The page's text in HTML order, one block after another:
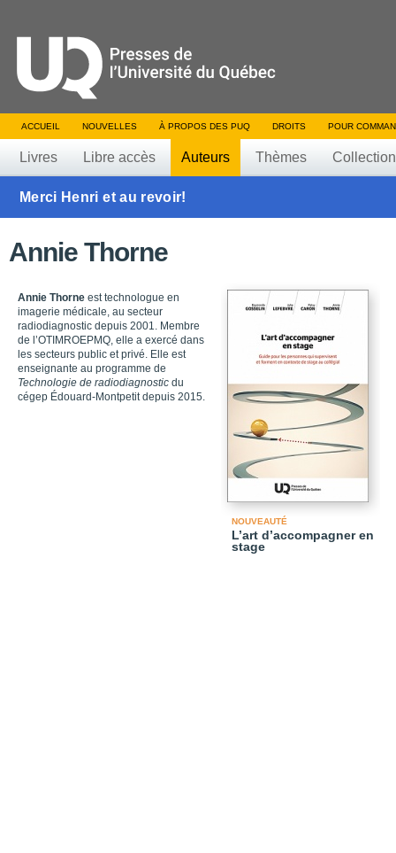
ACCUEIL NOUVELLES À PROPOS DES PUQ DROITS POUR
Livres Libre accès Auteurs Thèmes
Merci Henri et au revoir!
Annie Thorne
Annie Thorne est technologue en
imagerie médicale, au secteur
radiodiagnostic depuis 2001. Membre
de l’OTIMROEPMQ, elle a exercé dans
les secteurs public et privé. Elle est
enseignante au programme de
Technologie de radiodiagnostic du
cégep Édouard-Montpetit depuis 2015.
NOUVEAUTÉ
L’art d’accompagner en
stage